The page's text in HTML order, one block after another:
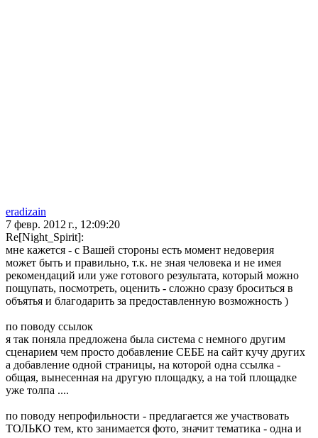
eradizain
7 февр. 2012 г., 12:09:20
Re[Night_Spirit]:
мне кажется - с Вашей стороны есть момент недоверия
может быть и правильно, т.к. не зная человека и не имея
рекомендаций или уже готового результата, который можно
пощупать, посмотреть, оценить - сложно сразу броситься в
объятья и благодарить за предоставленную возможность )
по поводу ссылок
я так поняла предложена была система с немного другим
сценарием чем просто добавление СЕБЕ на сайт кучу других
а добавление одной страницы, на которой одна ссылка -
общая, вынесенная на другую площадку, а на той площадке
уже толпа ....
по поводу непрофильности - предлагается же участвовать
ТОЛЬКО тем, кто занимается фото, значит тематика - одна и